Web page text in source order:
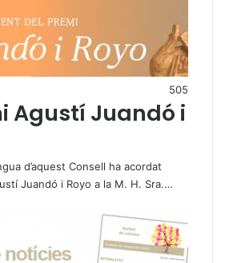
505
Agustí Juandó i
d’aquest Consell ha acordat
Juandó i Royo a la M. H. Sra.…